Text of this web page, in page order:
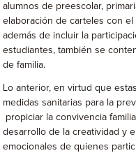
alumnos de preescolar,
elaboración de carteles con el
además de incluir la
estudiantes, también se
de familia.
Lo anterior, en virtud que
medidas sanitarias para la
propiciar la convivencia
desarrollo de la creatividad y
emocionales de quienes